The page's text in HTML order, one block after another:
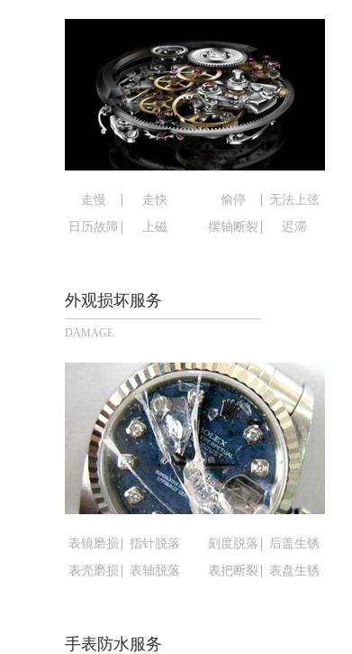
绍兴市越城区胜利东路379
嘉兴市南湖区广益路705号
南昌市红谷滩新区红谷中大
济南市历下区经十路11111
广州市天河区天河路230号
广州市越秀区环市东路371-
深圳市罗湖区深南东路5001
惠州市惠城区江北文昌一路
厦门市思明区湖滨东路95号
成都市锦江区人民东路6号
重庆市江北区观音桥步行街
长沙市芙蓉区定王台街道建
郑州市二七区铭功路10号
太原市迎泽区解放路15号亨
沈阳市沈河区中街路137号
沈阳市沈河区中街路83号亨
乌鲁木齐市天山区红山路26
温州市鹿城区锦绣路1067号
哈尔滨市道里区友谊西路
佛山市禅城区季华五路57
东莞市东城街道鸿福东路1
无锡市梁溪区人民中路139
南通市崇川区工农路57号
走慢 走快 偷停
无法上弦
日历故障
上磁 摆轴断裂 迟滞
外观损坏服务
DAMAGE
表镜磨损 指针脱落 刻度脱落
后盖生锈
表壳磨损
表轴脱落 表把断裂 表盘生锈
手表防水服务